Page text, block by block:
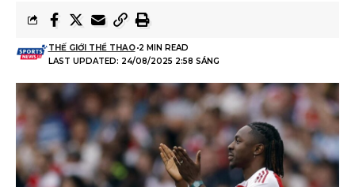
LAST UPDATED: 24/08/2025 2:58 SÁNG
THẾ GIỚI THỂ THAO 2 MIN READ